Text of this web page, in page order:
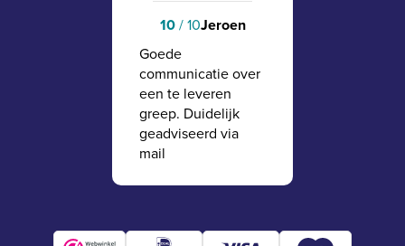
10/ 10Jeroen
Goede
communicatie over
een te leveren
greep. Duidelijk
geadviseerd via
mail